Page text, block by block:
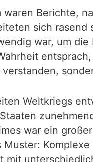
waren Berichte,
sich
war, um
Weltkriegs
war ein
Muster:
mit